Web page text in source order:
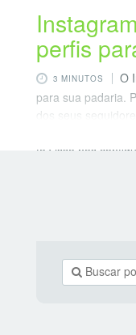
perfis
3 MINUTOS
O
para sua padaria.
dos seus
migrar seu perfil
faz isso nas